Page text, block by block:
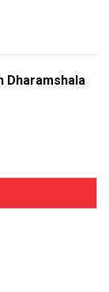
Dharamshala